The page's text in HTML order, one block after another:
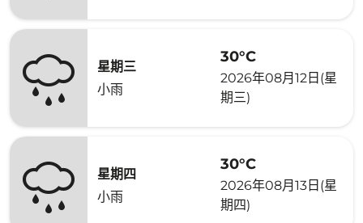
星期三
小雨
30°C
2026年08月12日(星
期三)
星期四
小雨
30°C
2026年08月13日(星
期四)